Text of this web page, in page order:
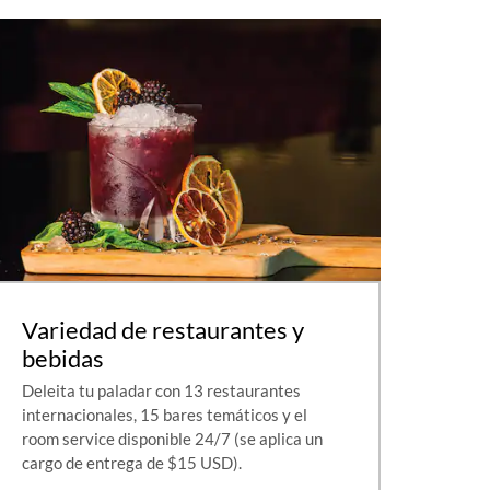
Variedad de restaurantes y
bebidas
Deleita tu paladar con 13 restaurantes
internacionales, 15 bares temáticos y el
room service disponible 24/7 (se aplica un
cargo de entrega de $15 USD).